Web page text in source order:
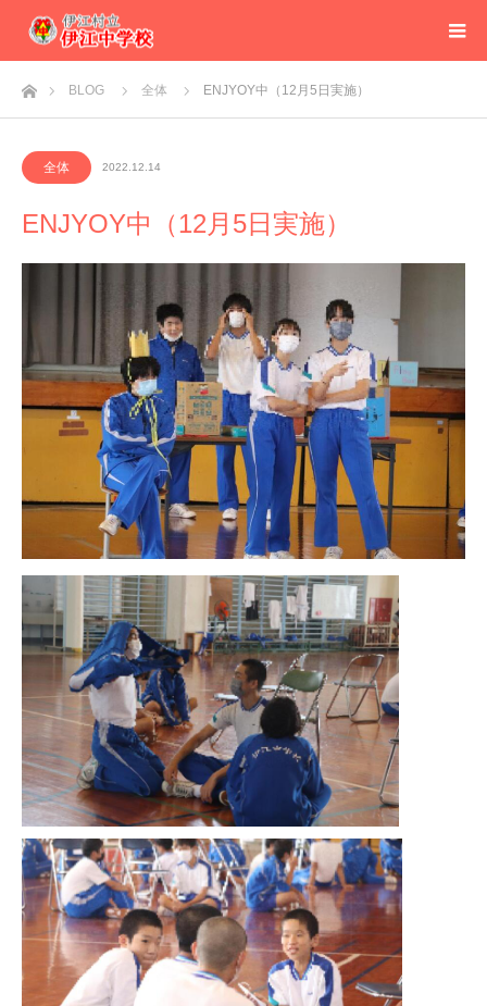
ホームBLOG 全体 ENJYOY中（12月5日実施）
全体 2022.12.14
ENJYOY中（12月5日実施）